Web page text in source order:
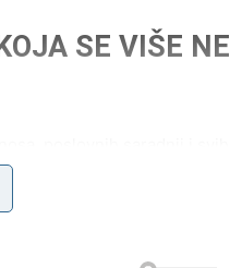
SE VIŠE NE
sagledate odnos iz
odnosa, do priznanja